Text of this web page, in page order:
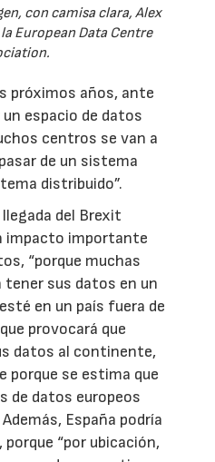
con camisa clara, Alex
European Data Centre
próximos años, ante
espacio de datos
centros se van a
de un sistema
distribuido”.
del Brexit
impacto importante
“porque muchas
tener sus datos en un
en un país fuera de
provocará que
datos al continente,
se estima que
de datos europeos
España podría
“por ubicación,